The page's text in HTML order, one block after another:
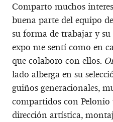
Comparto muchos
buena parte del equipo
su forma de trabajar y
expo me sentí como en
que colaboro con ellos.
lado alberga en su
guiños generacionales,
compartidos con Pelonio
dirección artística,